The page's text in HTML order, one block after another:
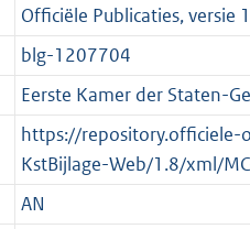
g
t
Officiële Publicaties, versie
blg-1207704
Eerste Kamer der Staten-
https://repository.officiele-
KstBijlage-Web/1.8/xml/
AN